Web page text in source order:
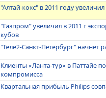
"Алтай-кокс" в 2011 году
"Газпром" увеличил в 2011 г
кубов
"Теле2-Санкт-Петербург" начнет
Клиенты «Ланта-тур» в Паттайе
компромисса
Квартальная прибыль Philips